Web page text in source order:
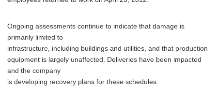
Ongoing assessments continue to indicate that damage is
primarily limited to
infrastructure, including buildings and utilities, and that production
equipment is largely unaffected. Deliveries have been impacted
and the company
is developing recovery plans for these schedules.